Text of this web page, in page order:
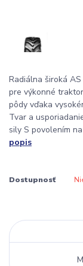
Radiálna široká
pre výkonné
pôdy vďaka
Tvar a
sily S povolením
popis
Dostupnosť